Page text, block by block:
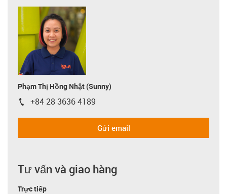
Phạm Thị Hồng Nhật (Sunny)
igus-icon-phone
+84 28 3636 4189
Gửi email
Tư vấn và giao hàng
Trực tiếp